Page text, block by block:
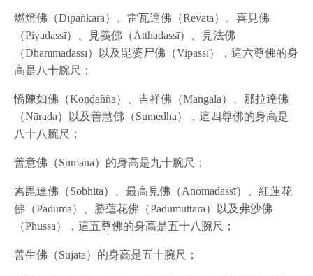
燃燈佛（Dīpaṅkara）、雷瓦達佛（Revata）、喜見佛
（Piyadassī）、見義佛（Atthadassī）、見法佛
（Dhammadassī）以及毘婆尸佛（Vipassī），這六尊佛的身
高是八十腕尺；
憍陳如佛（Koṇḍañña）、吉祥佛（Maṅgala）、那拉達佛
（Nārada）以及善慧佛（Sumedha），這四尊佛的身高是
八十八腕尺；
善意佛（Sumana）的身高是九十腕尺；
索毘達佛（Sobhita）、最高見佛（Anomadassī）、紅蓮花
佛（Paduma）、勝蓮花佛（Padumuttara）以及弗沙佛
（Phussa），這五尊佛的身高是五十八腕尺；
善生佛（Sujāta）的身高是五十腕尺；